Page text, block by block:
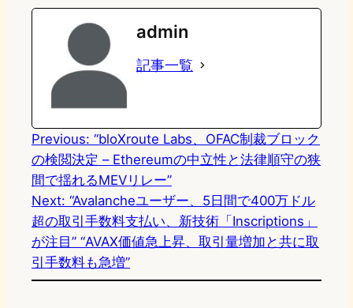
e
t
o
d
n
e
s
k
e
k
e
admin
記事一覧
Previous: “bloXroute Labs、OFAC制裁ブロック
の検閲決定 – Ethereumの中立性と法律順守の狭
間で揺れるMEVリレー”
Next: “Avalancheユーザー、5日間で400万ドル
超の取引手数料支払い、新技術「Inscriptions」
が注目” “AVAX価値急上昇、取引量増加と共に取
引手数料も急増”